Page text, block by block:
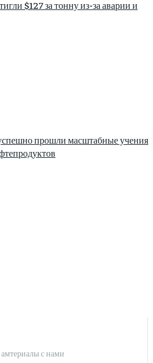
с нами
$127 за тонну из-за аварии и
прошли масштабные учения